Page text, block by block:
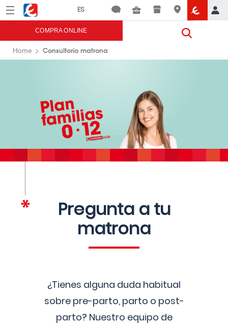
Menú Eroski
COMPRA ONLINE
Home Consultorio matrona
Pregunta a tu
matrona
¿Tienes alguna duda habitual
sobre pre-parto, parto o post-
parto? Nuestro equipo de